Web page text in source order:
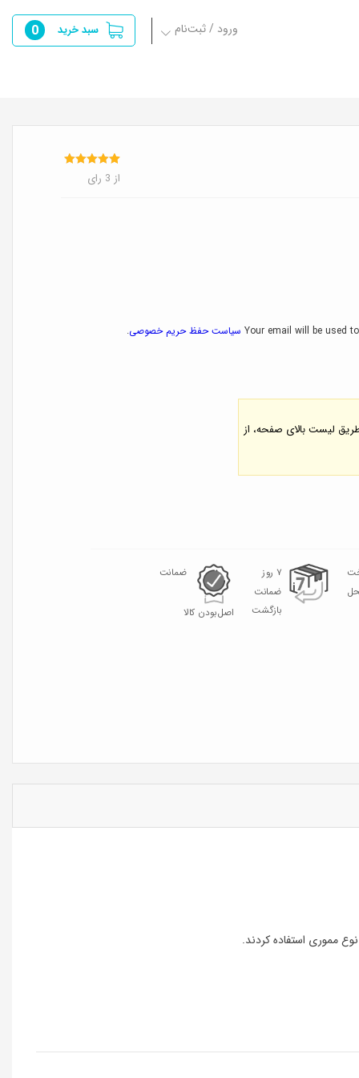
سبد خرید 0 ورود / ثبت‌نام
امتیازدهی
5.00 از 5 در
3
از 3 رای
Your email will be used سیاست حفظ حریم خصوصی.
لیست بالای صفحه، از
۷ روز
ضمانت
بازگشت
ضمانت
اصل‌بودن کالا